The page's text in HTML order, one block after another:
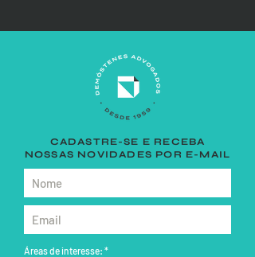
CADASTRE-SE E RECEBA
NOSSAS NOVIDADES POR E-MAIL
Áreas de interesse: *